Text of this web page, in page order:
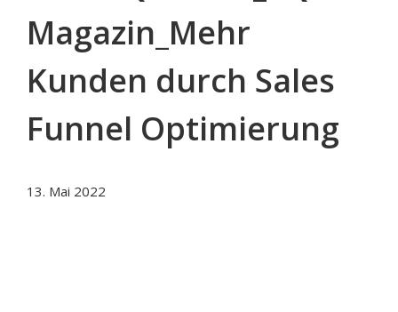
Magazin_Mehr
Kunden durch Sales
Funnel Optimierung
13. Mai 2022